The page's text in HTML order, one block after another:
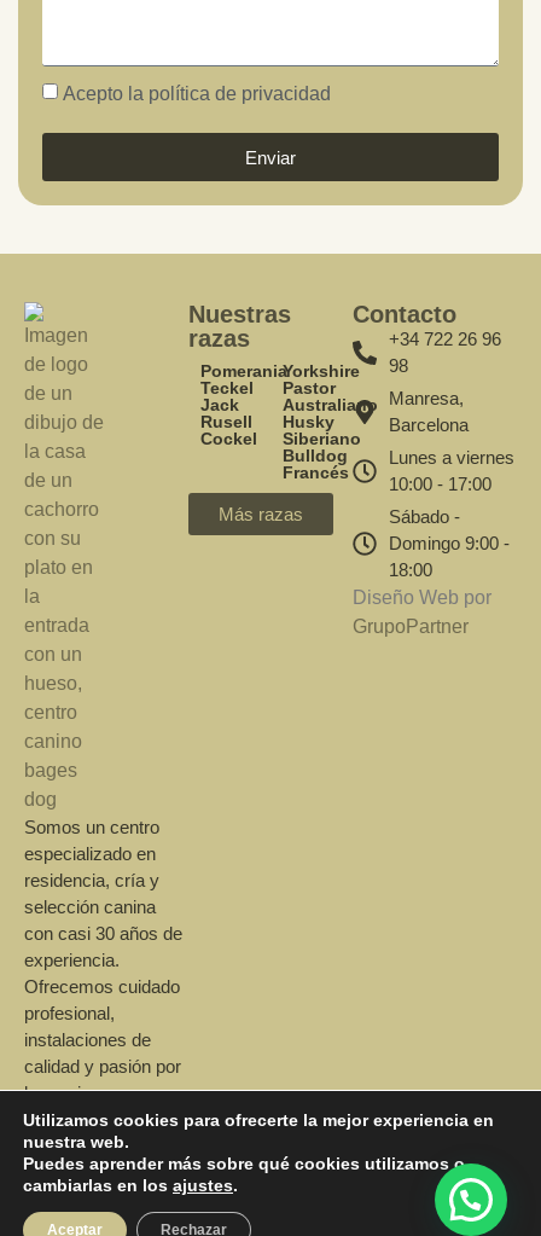
Acepto la política de privacidad
Enviar
Somos un centro
especializado en
residencia, cría y
selección canina
con casi 30 años de
experiencia.
Ofrecemos cuidado
profesional,
instalaciones de
calidad y pasión por
las mejores razas.
Nuestras
razas
Pomerania
Teckel
Jack
Rusell
Cockel
Yorkshire
Pastor
Australiano
Husky
Siberiano
Bulldog
Francés
Más razas
Contacto
+34 722 26 96
98
Manresa,
Barcelona
Lunes a viernes
10:00 - 17:00
Sábado -
Domingo 9:00 -
18:00
Diseño Web por
GrupoPartner
Utilizamos cookies para ofrecerte la mejor experiencia en
nuestra web.
Puedes aprender más sobre qué cookies utilizamos o
cambiarlas en los ajustes.
Aceptar Rechazar